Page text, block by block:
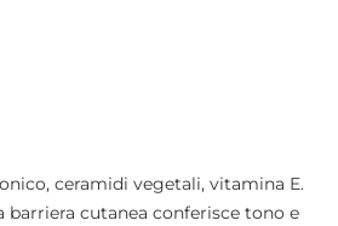
ceramidi vegetali, vitamina E.
barriera cutanea conferisce tono e